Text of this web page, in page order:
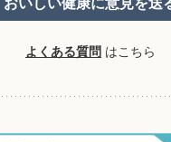
よくある質問 はこちら